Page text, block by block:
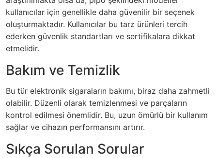
kullanıcılar için genellikle daha güvenilir bir seçenek
oluşturmaktadır. Kullanıcılar bu tarz ürünleri tercih
ederken güvenlik standartları ve sertifikalara dikkat
etmelidir.
Bakım ve Temizlik
Bu tür elektronik sigaraların bakımı, biraz daha zahmetli
olabilir. Düzenli olarak temizlenmesi ve parçaların
kontrol edilmesi önemlidir. Bu, uzun ömürlü bir kullanım
sağlar ve cihazın performansını artırır.
Sıkça Sorulan Sorular